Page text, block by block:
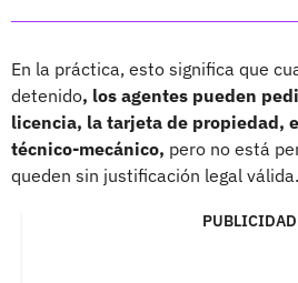
En la práctica, esto significa que
detenido, los agentes pueden
licencia, la tarjeta de propiedad,
técnico-mecánico, pero no está
queden sin justificación legal válida.
PUBLICIDAD